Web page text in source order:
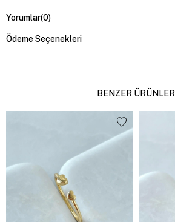
Yorumlar(0)
Ödeme Seçenekleri
BENZER ÜRÜNLER